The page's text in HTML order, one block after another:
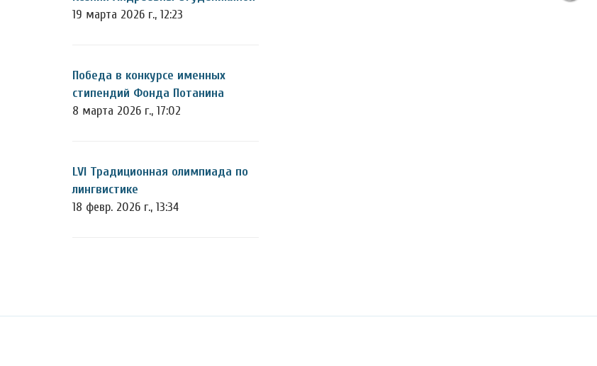
19 марта 2026 г., 12:23
Победа в конкурсе именных
стипендий Фонда Потанина
8 марта 2026 г., 17:02
LVI Традиционная олимпиада по
лингвистике
18 февр. 2026 г., 13:34